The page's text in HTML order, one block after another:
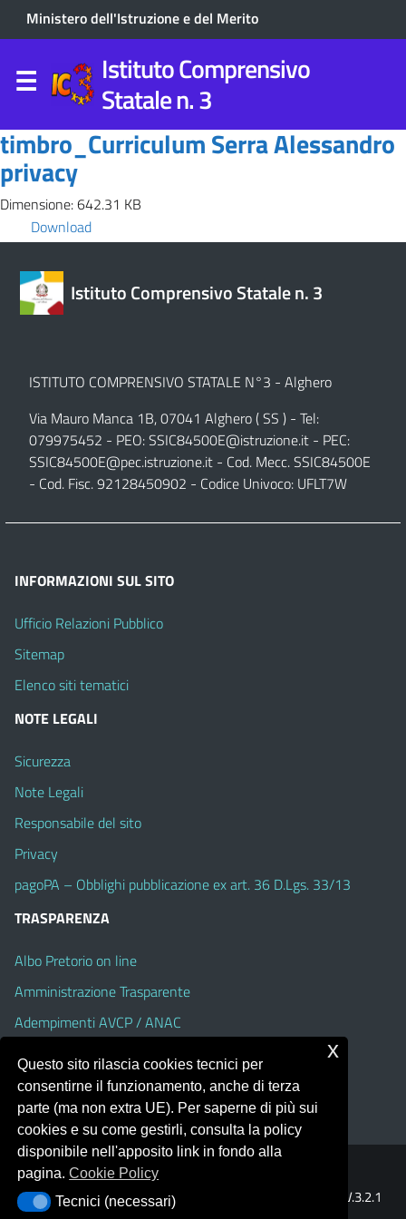
Ministero dell'Istruzione e del Merito
Istituto Comprensivo
Statale n. 3
timbro_Curriculum Serra Alessandro
privacy
Dimensione: 642.31 KB
Download
Istituto Comprensivo Statale n. 3
ISTITUTO COMPRENSIVO STATALE N°3 - Alghero
Via Mauro Manca 1B, 07041 Alghero ( SS ) - Tel:
079975452 - PEO:SSIC84500E@istruzione.it - PEC:
SSIC84500E@pec.istruzione.it - Cod. Mecc. SSIC84500E
- Cod. Fisc. 92128450902 - Codice Univoco: UFLT7W
INFORMAZIONI SUL SITO
Ufficio Relazioni Pubblico
Sitemap
Elenco siti tematici
NOTE LEGALI
Sicurezza
Note Legali
Responsabile del sito
Privacy
pagoPA – Obblighi pubblicazione ex art. 36 D.Lgs. 33/13
TRASPARENZA
Albo Pretorio on line
Amministrazione Trasparente
Adempimenti AVCP / ANAC
Accesso Civico
Dichiarazione di accessibilità
Portale realizzato con la piattaforma
Template Italia configurato sul tema accessibile
V.3.2.1
Questo sito rilascia cookies tecnici per
consentirne il funzionamento, anche di terza
parte (ma non extra UE). Per saperne di più sui
cookies e su come gestirli, consulta la policy
disponibile nell'apposito link in fondo alla
pagina.Cookie Policy
Tecnici (necessari)
Tecnici (necessari)
x